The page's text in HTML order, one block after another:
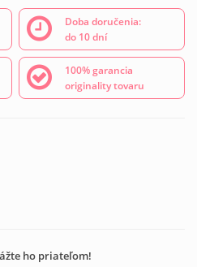
Doba doručenia:
do 10 dní
100% garancia
originality tovaru
ho priateľom!